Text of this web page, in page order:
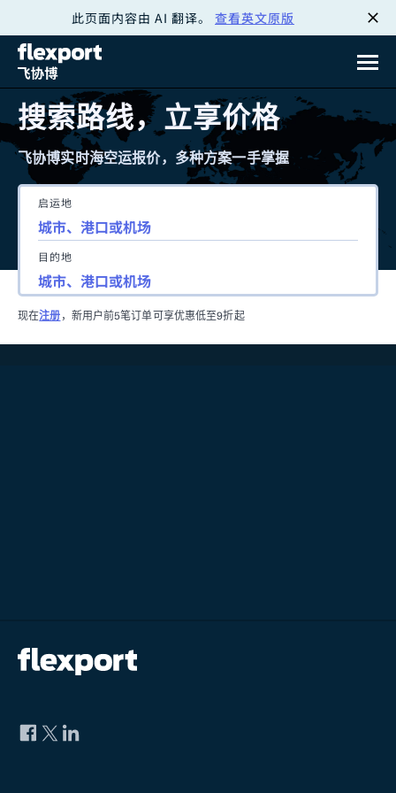
此页面内容由 AI 翻译。 查看英文原版
搜索路线，立享价格
飞协博实时海空运报价，多种方案一手掌握
启运地
目的地
现在注册 ，新用户前5笔订单可享优惠低至9折起